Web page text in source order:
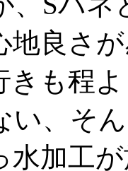
地良さ
きも程
い、そ
水加工